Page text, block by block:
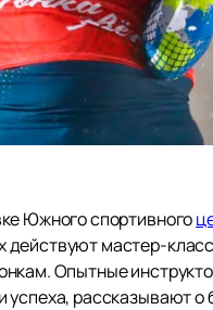
Южного спортивного
мастер-
Опытные
успеха, рассказывают о